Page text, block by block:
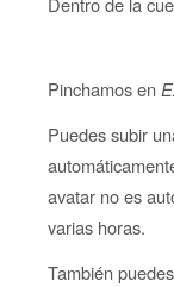
Pinchamos en
Puedes subir
avatar no es
varias horas.
También